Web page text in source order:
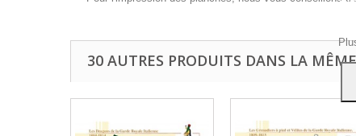
30 AUTRES PRODUITS DANS LA